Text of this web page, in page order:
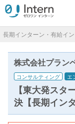
長期インターン・有給イ
株式会社プラン
コンサルティング エ
【東大発スタ
決【長期イン